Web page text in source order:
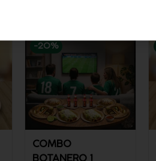
-20%
COMBO
BOTANERO 1